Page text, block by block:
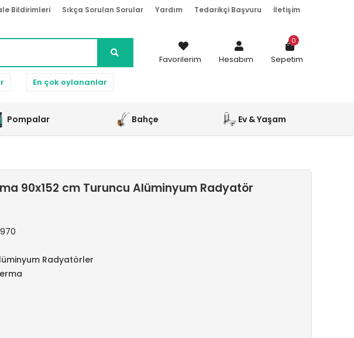
Bildirimleri Sıkça Sorulan Sorular Yardım Tedarikçi Başvuru İletişim
En çok oylananlar
Favorilerim Hesabım Sepetim
0
Pompalar Bahçe Ev & Yaşam
90x152 cm Turuncu Alüminyum Radyatör
Radyatörler